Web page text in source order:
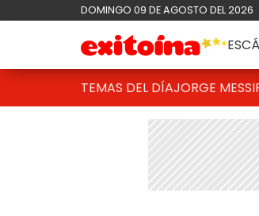
DOMINGO 09 DE AGOSTO DEL 2026
TEMAS DEL DÍAJORGE MESSI